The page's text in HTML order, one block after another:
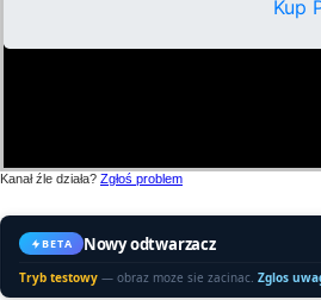
Kanał źle działa? Zgłoś problem
BETA Nowy odtwarzacz
Tryb testowy — obraz moze sie zacinac. Zglos